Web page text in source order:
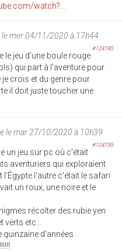
watch?...
le mer 04/11/2020 à 17h44
#124740
le jeu d'une boule rouge
qui part à l'aventure pour
crois et du genre pour
il doit juste toucher une
le mar 27/10/2020 à 10h39
#124739
un jeu sur pc où c'était
aventuriers qui exploraient
l'Égypte l'autre c'était le safari
un roux, une noire et le
récolter des rubie yen
etc...
d'années .